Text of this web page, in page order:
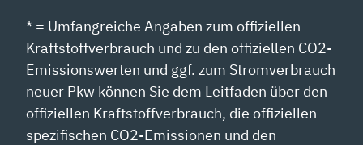
* = Umfangreiche Angaben zum offiziellen
Kraftstoffverbrauch und zu den offiziellen CO2-
Emissionswerten und ggf. zum Stromverbrauch
neuer Pkw können Sie dem Leitfaden über den
offiziellen Kraftstoffverbrauch, die offiziellen
spezifischen CO2-Emissionen und den